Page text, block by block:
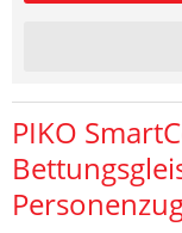
PIKO